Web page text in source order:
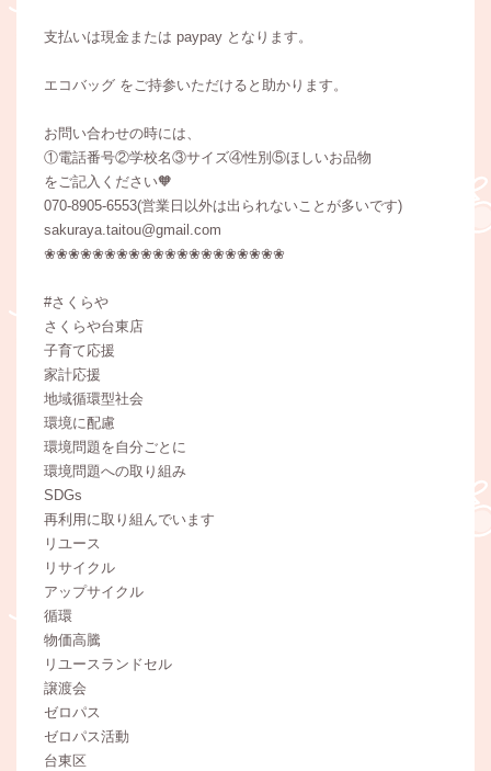
支払いは現金または paypay となります。
エコバッグ をご持参いただけると助かります。
お問い合わせの時には、
①電話番号②学校名③サイズ④性別⑤ほしいお品物
をご記入ください🧡
070-8905-6553(営業日以外は出られないことが多いです)
sakuraya.taitou@gmail.com
❀❀❀❀❀❀❀❀❀❀❀❀❀❀❀❀❀❀❀❀
#さくらや
さくらや台東店
子育て応援
家計応援
地域循環型社会
環境に配慮
環境問題を自分ごとに
環境問題への取り組み
SDGs
再利用に取り組んでいます
リユース
リサイクル
アップサイクル
循環
物価高騰
リユースランドセル
譲渡会
ゼロパス
ゼロパス活動
台東区